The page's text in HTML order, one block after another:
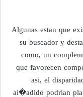
Algunas estan que
su buscador y
como, un
que favorecen
asi, el
ai�adido podrian